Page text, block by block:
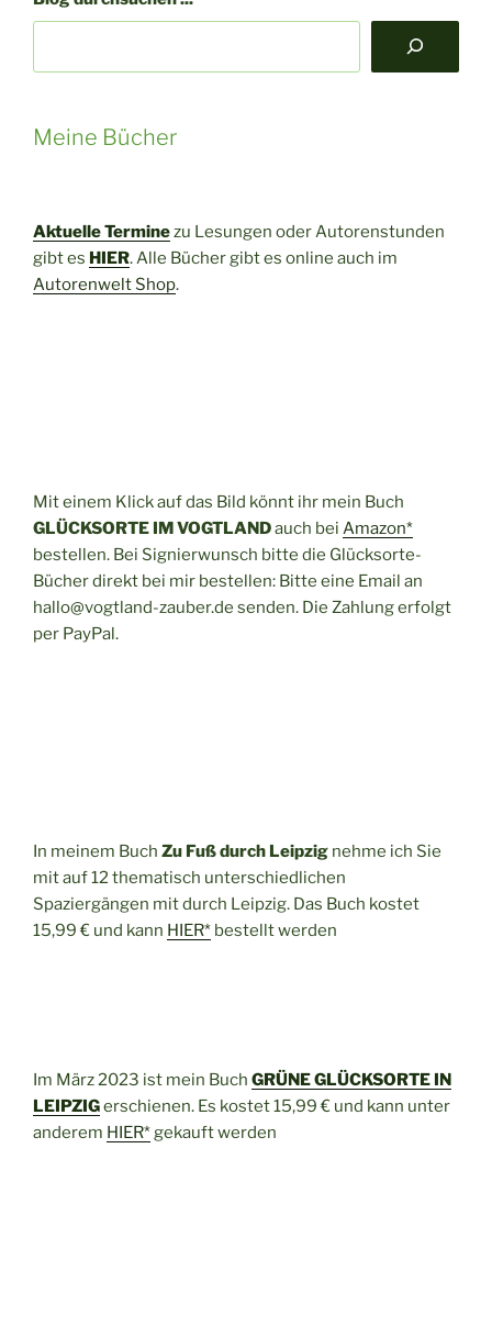
Meine Bücher
Aktuelle Terminezu Lesungen oder Autorenstunden
gibt es HIER. Alle Bücher gibt es online auch im
Autorenwelt Shop.
Mit einem Klick auf das Bild könnt ihr mein Buch
GLÜCKSORTE IM VOGTLANDauch bei Amazon*
bestellen. Bei Signierwunsch bitte die Glücksorte-
Bücher direkt bei mir bestellen: Bitte eine Email an
hallo@vogtland-zauber.de senden. Die Zahlung erfolgt
per PayPal.
In meinem Buch Zu Fuß durch Leipzig nehme ich Sie
mit auf 12 thematisch unterschiedlichen
Spaziergängen mit durch Leipzig. Das Buch kostet
15,99 € und kann HIER* bestellt werden
Im März 2023 ist mein Buch GRÜNE GLÜCKSORTE IN
LEIPZIGerschienen. Es kostet 15,99 € und kann unter
anderem HIER*gekauft werden